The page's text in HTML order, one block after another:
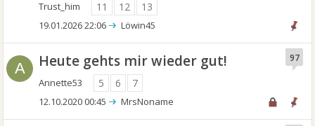
Trust_him 11 12 13
19.01.2026 22:06 Löwin45
A Heute gehts mir wieder gut!
Annette53 5 6 7
97
12.10.2020 00:45 MrsNoname